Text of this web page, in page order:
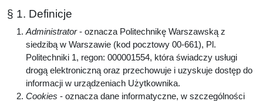
§ 1. Definicje
Administrator- oznacza Politechnikę Warszawską z
siedzibą w Warszawie (kod pocztowy 00-661), Pl.
Politechniki 1, regon: 000001554, która świadczy usługi
drogą elektroniczną oraz przechowuje i uzyskuje dostęp do
informacji w urządzeniach Użytkownika.
Cookies - oznacza dane informatyczne, w szczególności